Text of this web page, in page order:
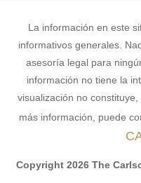
La información en este
informativos generales.
asesoría legal para
información no tiene la
visualización no
más información, puede
Copyright 2026 The